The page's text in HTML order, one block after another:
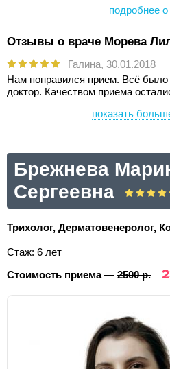
подробнее
Отзывы о враче Морева
Галина, 30.01.2018
Нам понравился прием. Всё
доктор. Качеством приема
показать
Брежнева
Сергеевна
Трихолог, Дерматовенеролог,
Стаж: 6 лет
Стоимость приема — 2500 р.